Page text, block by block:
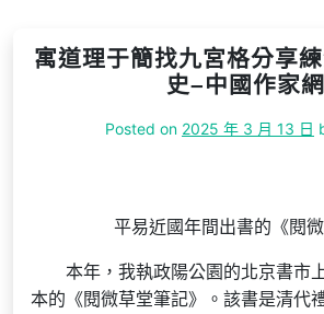
寓道理于簡找九宮格分享
史–中國作家網
Posted on 2025 年 3 月 13 日
平易近國年間出書的《閱微
本年，我執政陽公園的北京書市
本的《閱微草堂筆記》。該書是清代